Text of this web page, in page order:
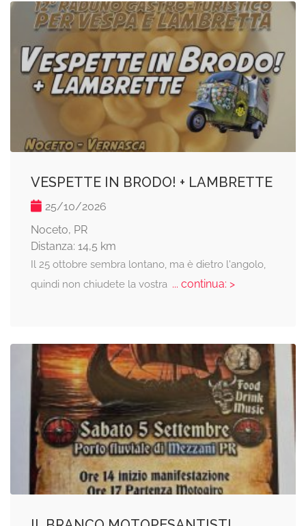
VESPETTE IN BRODO! + LAMBRETTE
25/10/2026
Noceto, PR
Distanza: 14,5 km
Il 25 ottobre sembra lontano, ma è dietro l'angolo,
quindi non chiudete la vostra ... continua: >